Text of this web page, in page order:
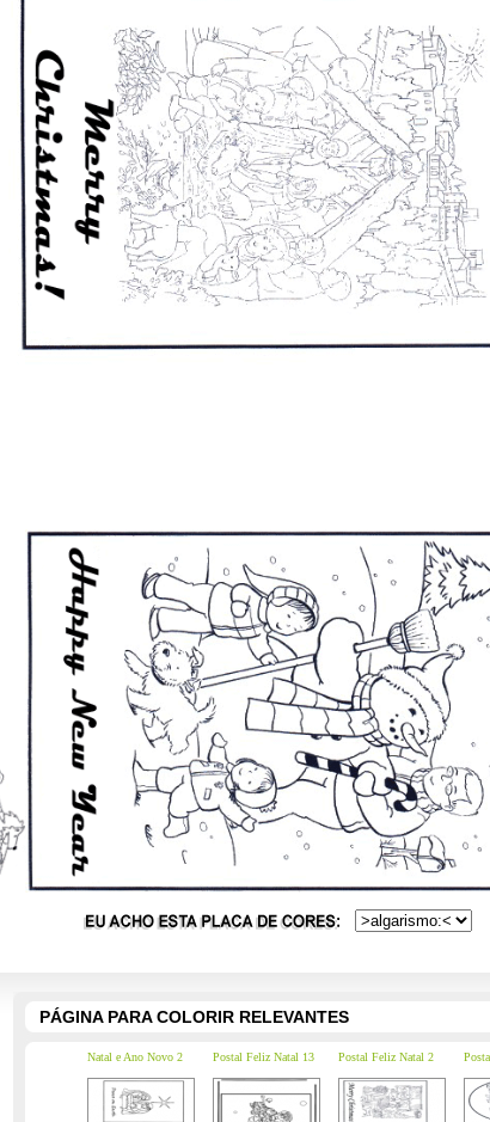
PÁGINA PARA COLORIR RELEVANTES
Natal e Ano Novo 2 Postal Feliz Natal 13 Postal Feliz Natal 2